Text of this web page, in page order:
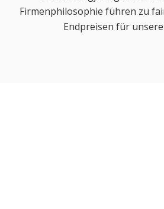
Firmenphilosophie führen zu
Endpreisen für